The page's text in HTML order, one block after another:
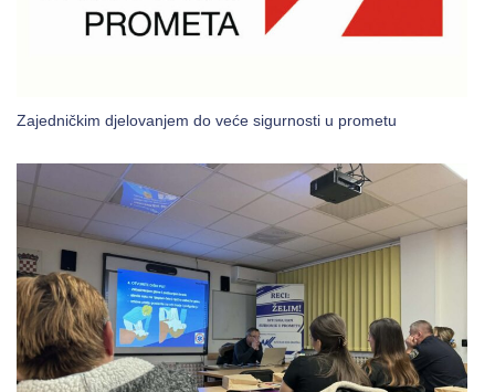
Zajedničkim djelovanjem do veće sigurnosti u prometu